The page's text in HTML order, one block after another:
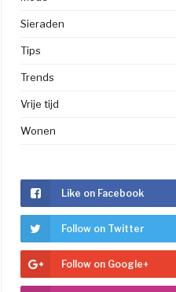
Sieraden
Tips
Trends
Vrije tijd
Wonen
Like on Facebook
Follow on Twitter
Follow on Google+